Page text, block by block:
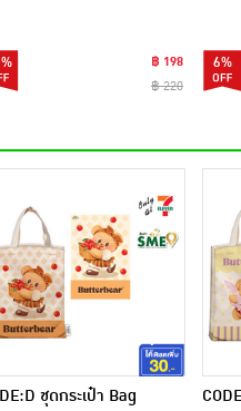
฿ 198
฿ 220
6%
ชุดกระเป๋า Bag